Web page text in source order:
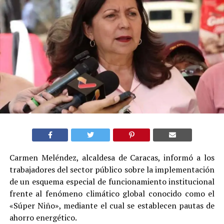
Carmen Meléndez, alcaldesa de Caracas, informó a los
trabajadores del sector público sobre la implementación
de un esquema especial de funcionamiento institucional
frente al fenómeno climático global conocido como el
«Súper Niño», mediante el cual se establecen pautas de
ahorro energético.